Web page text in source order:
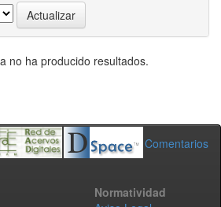
no ha producido resultados.
Comentarios
Normatividad